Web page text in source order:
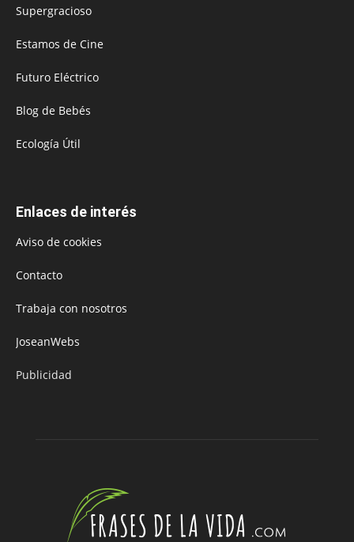
Supergracioso
Estamos de Cine
Futuro Eléctrico
Blog de Bebés
Ecología Útil
Enlaces de interés
Aviso de cookies
Contacto
Trabaja con nosotros
JoseanWebs
Publicidad